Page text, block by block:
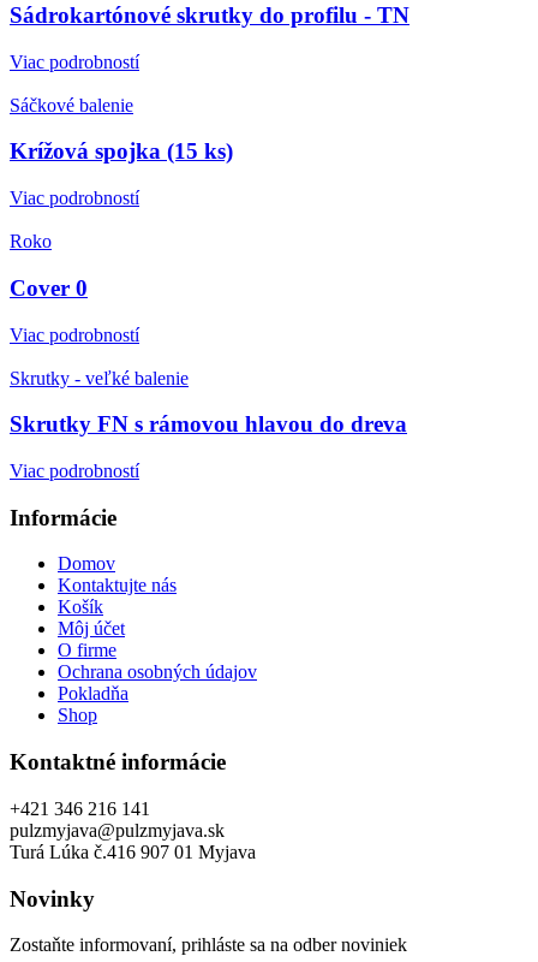
Sádrokartónové skrutky do profilu - TN
Viac podrobností
Sáčkové balenie
Krížová spojka (15 ks)
Viac podrobností
Roko
Cover 0
Viac podrobností
Skrutky - veľké balenie
Skrutky FN s rámovou hlavou do dreva
Viac podrobností
Informácie
Domov
Kontaktujte nás
Košík
Môj účet
O firme
Ochrana osobných údajov
Pokladňa
Shop
Kontaktné informácie
+421 346 216 141
pulzmyjava@pulzmyjava.sk
Turá Lúka č.416 907 01 Myjava
Novinky
Zostaňte informovaní, prihláste sa na odber noviniek